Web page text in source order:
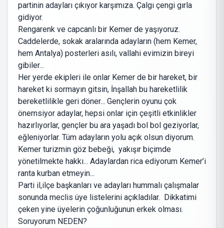
partinin adayları çıkıyor karşımıza. Çalgı çengi gırla
gidiyor.
Rengarenk ve capcanlı bir Kemer de yaşıyoruz.
Caddelerde, sokak aralarında adayların (hem Kemer,
hem Antalya) posterleri asılı, vallahi evimizin bireyi
gibiler...
Her yerde ekipleri ile onlar Kemer de bir hareket, bir
hareket ki sormayın gitsin, İnşallah bu hareketlilik
bereketlilikle geri döner... Gençlerin oyunu çok
önemsiyor adaylar, hepsi onlar için çeşitli etkinlikler
hazırlıyorlar, gençler bu ara yaşadı bol bol geziyorlar,
eğleniyorlar. Tüm adayların yolu açık olsun diyorum.
Kemer turizmin göz bebeği, yakışır biçimde
yönetilmekte hakkı... Adaylardan rica ediyorum Kemer’i
ranta kurban etmeyin...
Parti il,ilçe başkanları ve adayları hummalı çalışmalar
sonunda meclis üye listelerini açıkladılar. Dikkatimi
çeken yine üyelerin çoğunluğunun erkek olması.
Soruyorum NEDEN?